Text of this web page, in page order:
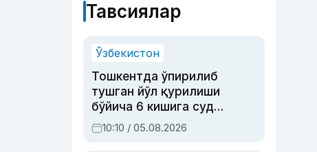
Тавсиялар
Ўзбекистон
Тошкентда ўпирилиб
тушган йўл қурилиши
бўйича 6 кишига суд
ҳукми ўқилди
10:10 / 05.08.2026